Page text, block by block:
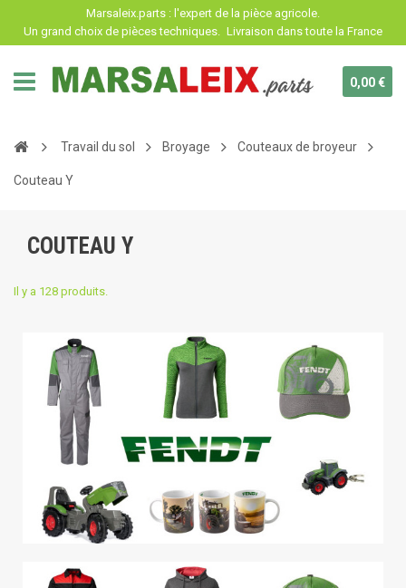
Marsaleix.parts : l'expert de la pièce agricole.
Un grand choix de pièces techniques. Livraison dans toute la France
0,00 €
Travail du sol Broyage Couteaux de broyeur
Couteau Y
COUTEAU Y
Il y a 128 produits.
Panneau de gestion des cookies